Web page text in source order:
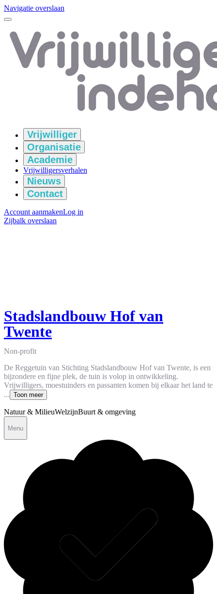
Navigatie overslaan
Vrijwilliger
Organisatie
Academie
Vrijwilligersverhalen
Nieuws
Contact
Account aanmakenLog in
Zijbalk overslaan
Stadslandbouw Hof van
Twente
Non-profit
De Reggetuin van Stichting Stadslandbouw Hof van Twente, is een
bijzondere en fijne plek, de tuin is volop in ontwikkeling.
Vrijwilligers, moestuinders en passanten komen bij elkaar het land te
... Toon meer
Natuur & MilieuWelzijnBuurt & omgeving
Menu